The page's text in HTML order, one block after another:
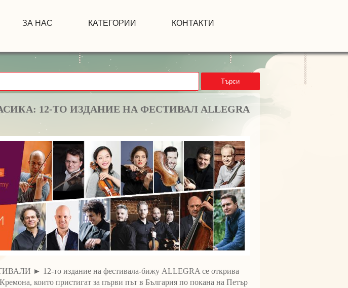
ЗА НАС КАТЕГОРИИ КОНТАКТИ
Търси
12-ТО ИЗДАНИЕ НА ФЕСТИВАЛ ALLEGRA
► 12-то издание на фестивала-бижу ALLEGRA се открива
Кремона, които пристигат за първи път в България по покана на Петър